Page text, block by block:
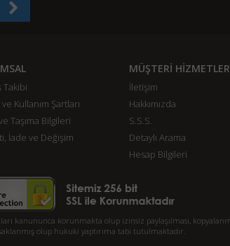
Takibi
Kullanım Şartları
Taşıma Bilgileri
İade ve Değişim
MÜŞTERİ
İletişim
Hakkımızda
S.S.S.
Detaylı Arama
Hesap Bilgileri
kanununca korunmakta olup izinsiz paylaşılması,
olup hukuki yaptırıma tabi tutulmaktadır.